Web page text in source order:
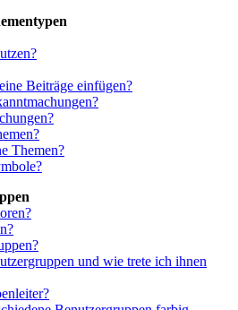
Beiträge einfügen?
Themen?
und wie trete ich ihnen